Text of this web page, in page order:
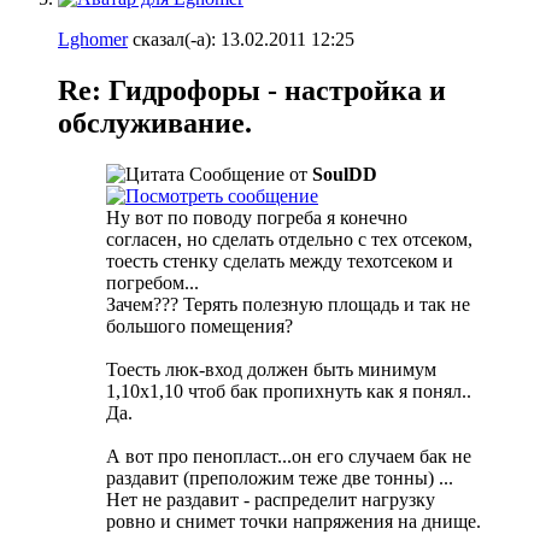
Lghomerсказал(-а): 13.02.2011 12:25
Re: Гидрофоры - настройка и
обслуживание.
Сообщение от SoulDD
Ну вот по поводу погреба я конечно
согласен, но сделать отдельно с тех отсеком,
тоесть стенку сделать между техотсеком и
погребом...
Зачем??? Терять полезную площадь и так не
большого помещения?
Тоесть люк-вход должен быть минимум
1,10х1,10 чтоб бак пропихнуть как я понял..
Да.
А вот про пенопласт...он его случаем бак не
раздавит (преположим теже две тонны) ...
Нет не раздавит - распределит нагрузку
ровно и снимет точки напряжения на днище.